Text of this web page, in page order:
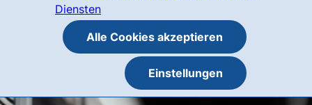
Diensten
Alle Cookies akzeptieren
Einstellungen